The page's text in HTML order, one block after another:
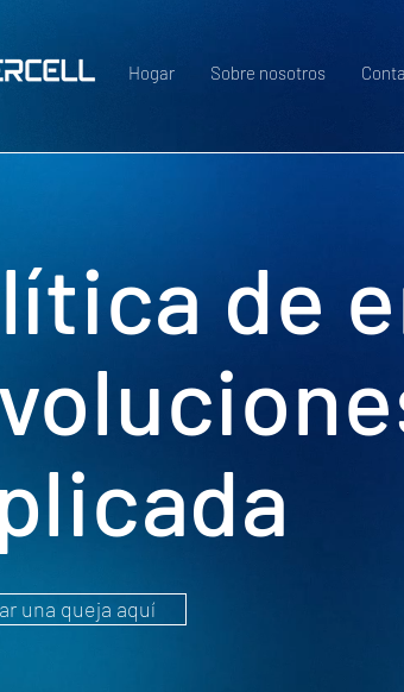
Hogar Sobre nosotros
de
una queja aquí